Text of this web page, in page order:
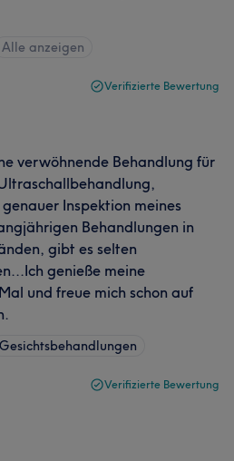
Alle anzeigen
Verifizierte Bewertung
verwöhnende Behandlung für
Inspektion meines
Behandlungen in
gibt es selten
genieße meine
und freue mich schon auf
Gesichtsbehandlungen
Verifizierte Bewertung